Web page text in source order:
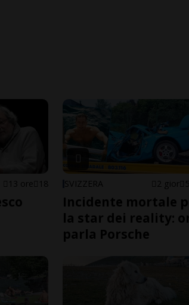
13 ore 18 SVIZZERA 2 gior 5
Incidente mortale
la star dei reality:
parla Porsche